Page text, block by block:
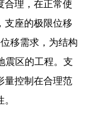
合理，在正常使
支座的极限位移
移需求，为结构
震区的工程。支
量控制在合理范